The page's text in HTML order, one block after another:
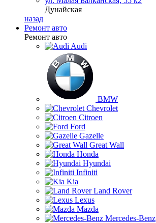
Дунайская
назад
Ремонт авто
Ремонт авто
Audi
BMW
Chevrolet
Citroen
Ford
Gazelle
Great Wall
Honda
Hyundai
Infiniti
Kia
Land Rover
Lexus
Mazda
Mercedes-Benz